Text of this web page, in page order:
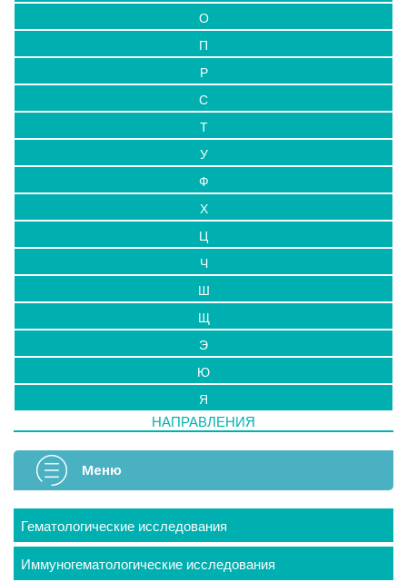
О
П
Р
С
Т
У
Ф
Х
Ц
Ч
Ш
Щ
Э
Ю
Я
НАПРАВЛЕНИЯ
Меню
Гематологические исследования
Иммуногематологические исследования